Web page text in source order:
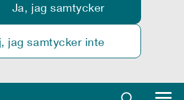
Ja, jag samtycker
jag samtycker inte